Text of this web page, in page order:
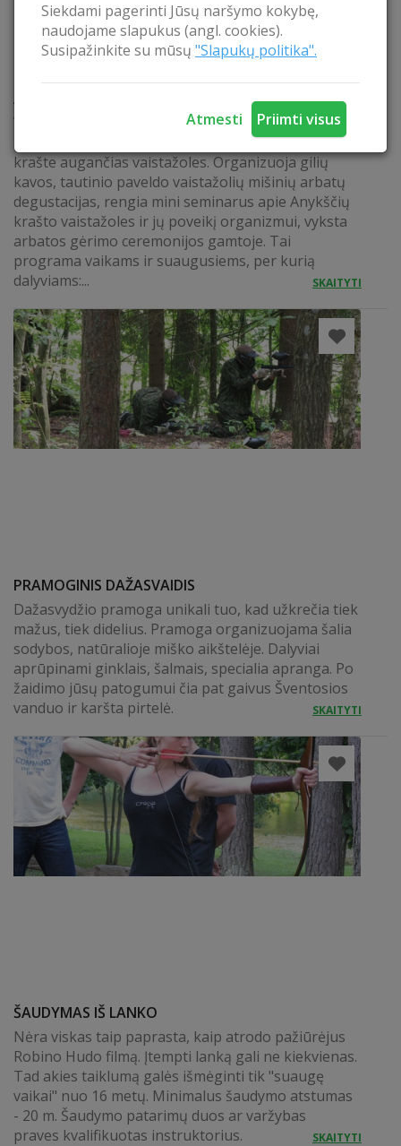
Siekdami pagerinti Jūsų naršymo kokybę,
naudojame slapukus (angl. cookies).
Susipažinkite su mūsų "Slapukų politika".
Atmesti Priimti visus
ARBATOS KELIAS ANYKŠČIUOSE
Vaistažolių guru Ramūnas rengia edukacines
programas vaikams ir suaugusiems apie Anykščių
krašte augančias vaistažoles. Organizuoja gilių
kavos, tautinio paveldo vaistažolių mišinių arbatų
degustacijas, rengia mini seminarus apie Anykščių
krašto vaistažoles ir jų poveikį organizmui, vyksta
arbatos gėrimo ceremonijos gamtoje. Tai
programa vaikams ir suaugusiems, per kurią
dalyviams:...
SKAITYTI
PRAMOGINIS DAŽASVAIDIS
Dažasvydžio pramoga unikali tuo, kad užkrečia tiek
mažus, tiek didelius. Pramoga organizuojama šalia
sodybos, natūralioje miško aikštelėje. Dalyviai
aprūpinami ginklais, šalmais, specialia apranga. Po
žaidimo jūsų patogumui čia pat gaivus Šventosios
vanduo ir karšta pirtelė.
SKAITYTI
ŠAUDYMAS IŠ LANKO
Nėra viskas taip paprasta, kaip atrodo pažiūrėjus
Robino Hudo filmą. Įtempti lanką gali ne kiekvienas.
Tad akies taiklumą galės išmėginti tik "suaugę
vaikai" nuo 16 metų. Minimalus šaudymo atstumas
- 20 m. Šaudymo patarimų duos ar varžybas
praves kvalifikuotas instruktorius.
SKAITYTI